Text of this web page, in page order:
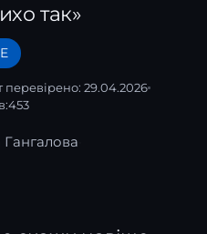
так»
перевірено: 29.04.2026
453
Гангалова